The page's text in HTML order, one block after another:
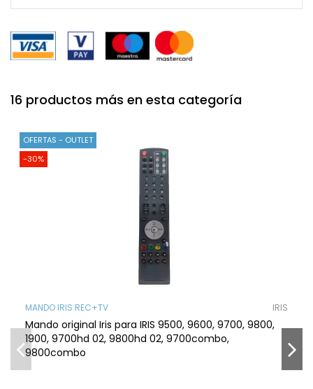
16 productos más en esta categoría
OFERTAS - OUTLET
-30%
MANDO IRIS REC+TV IRIS
Mando original Iris para IRIS 9500, 9600, 9700, 9800,
1900, 9700hd 02, 9800hd 02, 9700combo,
9800combo